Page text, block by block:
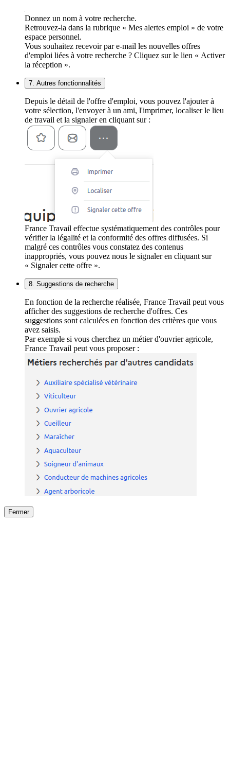
Donnez un nom à votre recherche.
Retrouvez-la dans la rubrique « Mes alertes emploi » de votre
espace personnel.
Vous souhaitez recevoir par e-mail les nouvelles offres
d'emploi liées à votre recherche ? Cliquez sur le lien « Activer
la réception ».
7. Autres fonctionnalités
Depuis le détail de l'offre d'emploi, vous pouvez l'ajouter à
votre sélection, l'envoyer à un ami, l'imprimer, localiser le lieu
de travail et la signaler en cliquant sur :
France Travail effectue systématiquement des contrôles pour
vérifier la légalité et la conformité des offres diffusées. Si
malgré ces contrôles vous constatez des contenus
inappropriés, vous pouvez nous le signaler en cliquant sur
« Signaler cette offre ».
8. Suggestions de recherche
En fonction de la recherche réalisée, France Travail peut vous
afficher des suggestions de recherche d'offres. Ces
suggestions sont calculées en fonction des critères que vous
avez saisis.
Par exemple si vous cherchez un métier d'ouvrier agricole,
France Travail peut vous proposer :
Fermer